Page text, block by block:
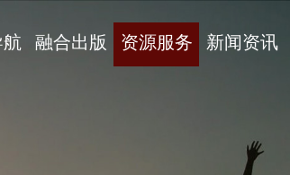
航 融合出版 资源服务 新闻资讯